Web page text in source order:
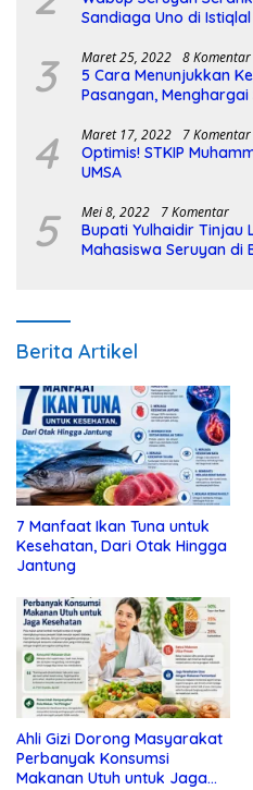
Sandiaga Uno di
3 Maret 25, 2022 8 Komentar
5 Cara Menunjukkan
Pasangan, Menghargai
4 Maret 17, 2022 7 Komentar
Optimis! STKIP
UMSA
5 Mei 8, 2022 7 Komentar
Bupati Yulhaidir Tinjau
Mahasiswa Seruyan di
Berita Artikel
7 Manfaat Ikan Tuna untuk
Kesehatan, Dari Otak Hingga
Jantung
Ahli Gizi Dorong Masyarakat
Perbanyak Konsumsi
Makanan Utuh untuk Jaga